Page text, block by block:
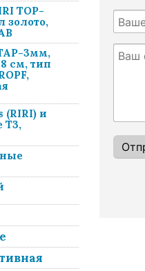
TOP-
золото,
3мм,
см, тип
и
Т3,